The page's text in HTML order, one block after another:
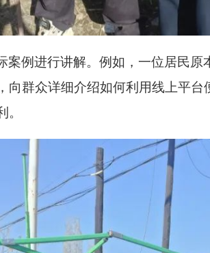
案例进行讲解。例如，一位居民
群众详细介绍如何利用线上平